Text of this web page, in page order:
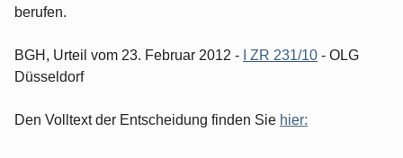
berufen.
BGH, Urteil vom 23. Februar 2012 - I ZR 231/10 - OLG
Düsseldorf
Den Volltext der Entscheidung finden Sie hier: